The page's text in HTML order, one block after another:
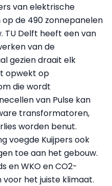
van elektrische
de 490 zonnepanelen
TU Delft heeft een van
van de
gezien draait elk
opwekt op
die wordt
van Pulse kan
transformatoren,
worden benut.
voegde Kuijpers ook
toe aan het gebouw.
en WKO en CO2-
het juiste klimaat.